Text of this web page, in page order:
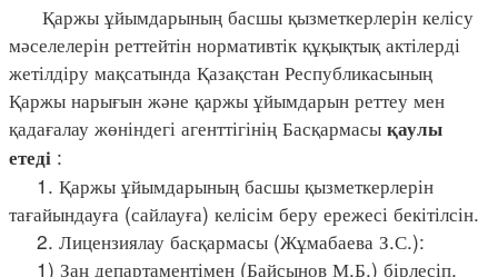
Қаржы ұйымдарының басшы қызметкерлерін келісу
мәселелерін реттейтін нормативтік құқықтық актілерді
жетілдіру мақсатында Қазақстан Республикасының
Қаржы нарығын және қаржы ұйымдарын реттеу мен
қадағалау жөніндегі агенттігінің Басқармасы қаулы
етеді :
1. Қаржы ұйымдарының басшы қызметкерлерін
тағайындауға (сайлауға) келісім беру ережесі бекітілсін.
2. Лицензиялау басқармасы (Жұмабаева З.С.):
1) Заң департаментімен (Байсынов М.Б.) бірлесіп,